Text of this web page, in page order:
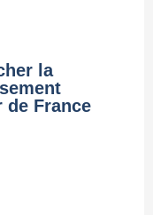
la
de France